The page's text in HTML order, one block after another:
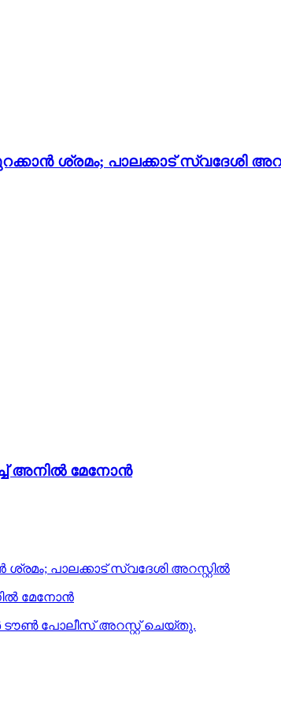
ശ്രമം; പാലക്കാട് സ്വദേശി
അനില്‍ മേനോന്‍
പാലക്കാട് സ്വദേശി അറസ്റ്റില്‍
മേനോന്‍
ടൗൺ പോലീസ് അറസ്റ്റ് ചെയ്തു.